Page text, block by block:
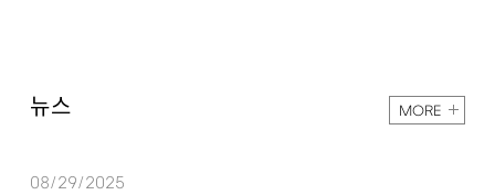
뉴스 MORE
08/29/2025